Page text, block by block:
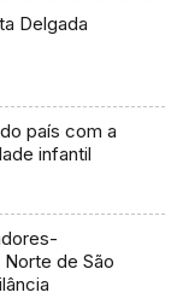
Delgada
país com a
infantil
de São